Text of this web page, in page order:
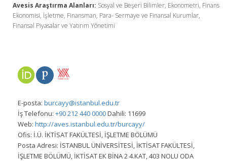
Avesis Araştırma Alanları: Sosyal ve Beşeri Bilimler, Ekonometri, Finans
Ekonomisi, İşletme, Finansman, Para- Sermaye ve Finansal Kurumlar,
Finansal Piyasalar ve Yatırım Yönetimi
E-posta: burcayy@istanbul.edu.tr
İş Telefonu: +90 212 440 0000Dahili: 11699
Web: http://aves.istanbul.edu.tr/burcayy/
Ofis: İ.Ü. İKTİSAT FAKÜLTESİ, İŞLETME BÖLÜMÜ
Posta Adresi: İSTANBUL ÜNİVERSİTESİ, İKTİSAT FAKÜLTESİ,
İŞLETME BÖLÜMÜ, İKTİSAT EK BİNA 2 4.KAT, 403 NOLU ODA